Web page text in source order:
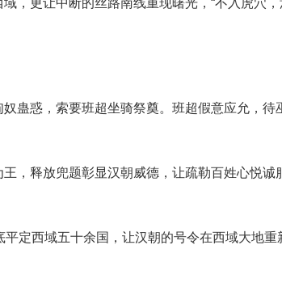
，更让中断的丝路南线重现曙光，“不入虎穴，
蛊惑，索要班超坐骑祭奠。班超假意应允，待
，释放兜题彰显汉朝威德，让疏勒百姓心悦诚
定西域五十余国，让汉朝的号令在西域大地重